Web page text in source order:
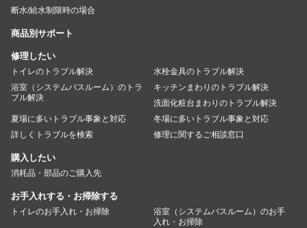
断水/給水制限時の場合
商品別サポート
修理したい
トイレのトラブル解決
水栓金具のトラブル解決
浴室（システムバスルーム）のトラ
ブル解決
キッチンまわりのトラブル解決
洗面化粧台まわりのトラブル解決
夏場に多いトラブル事象と対応
冬場に多いトラブル事象と対応
詳しくトラブルを検索
修理に関するご相談窓口
購入したい
消耗品・部品のご購入先
お手入れする・お掃除する
トイレのお手入れ・お掃除
浴室（システムバスルーム）のお手
入れ・お掃除